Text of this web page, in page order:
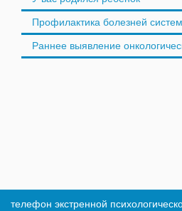
Профилактика болезней
Раннее выявление
телефон экстренной